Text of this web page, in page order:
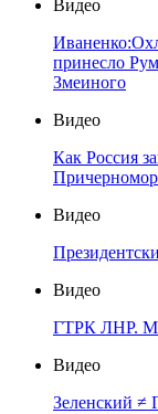
Видео
принесло
Змеиного
Видео
Как Россия
Видео
Видео
ГТРК ЛНР.
Видео
Зеленский ≠